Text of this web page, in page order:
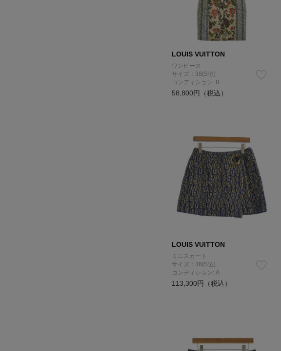
LOUIS VUITTON
ワンピース
サイズ：38(S位)
コンディション: B
58,800円（税込）
LOUIS VUITTON
ミニスカート
サイズ：38(S位)
コンディション: A
113,300円（税込）